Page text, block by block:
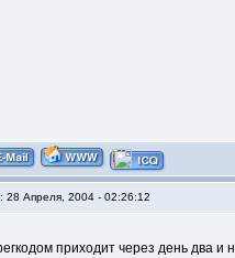
28 Апреля, 2004 - 02:26:12
приходит через день два